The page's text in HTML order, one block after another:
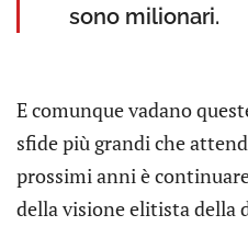
sono milionari.
E comunque vadano
sfide più grandi che
prossimi anni è
della visione elitista della